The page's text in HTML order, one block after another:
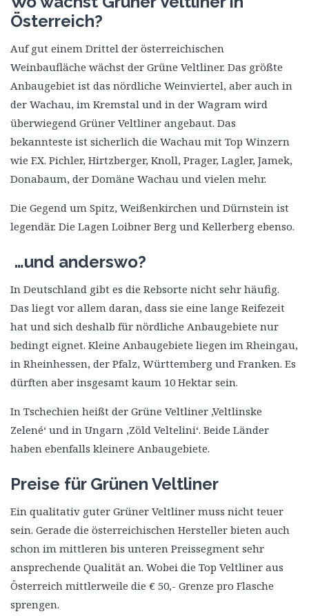
Österreich?
Auf gut einem Drittel der österreichischen
Weinbaufläche wächst der Grüne Veltliner. Das größte
Anbaugebiet ist das nördliche Weinviertel, aber auch in
der Wachau, im Kremstal und in der Wagram wird
überwiegend Grüner Veltliner angebaut. Das
bekannteste ist sicherlich die Wachau mit Top Winzern
wie F.X. Pichler, Hirtzberger, Knoll, Prager, Lagler, Jamek,
Donabaum, der Domäne Wachau und vielen mehr.
Die Gegend um Spitz, Weißenkirchen und Dürnstein ist
legendär. Die Lagen Loibner Berg und Kellerberg ebenso.
…und anderswo?
In Deutschland gibt es die Rebsorte nicht sehr häufig.
Das liegt vor allem daran, dass sie eine lange Reifezeit
hat und sich deshalb für nördliche Anbaugebiete nur
bedingt eignet. Kleine Anbaugebiete liegen im Rheingau,
in Rheinhessen, der Pfalz, Württemberg und Franken. Es
dürften aber insgesamt kaum 10 Hektar sein.
In Tschechien heißt der Grüne Veltliner ‚Veltlinske
Zelené‘ und in Ungarn ‚Zöld Veltelini‘. Beide Länder
haben ebenfalls kleinere Anbaugebiete.
Preise für Grünen Veltliner
Ein qualitativ guter Grüner Veltliner muss nicht teuer
sein. Gerade die österreichischen Hersteller bieten auch
schon im mittleren bis unteren Preissegment sehr
ansprechende Qualität an. Wobei die Top Veltliner aus
Österreich mittlerweile die € 50,- Grenze pro Flasche
sprengen.